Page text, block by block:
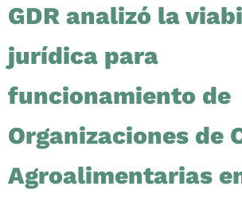
GDR analizó la
jurídica para
funcionamiento de
Organizaciones de
Agroalimentarias